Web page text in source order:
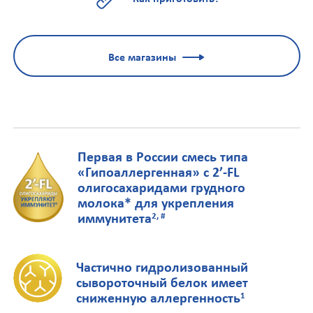
Все магазины
Первая в России смесь типа
«Гипоаллергенная» с 2’-FL
олигосахаридами грудного
молока* для укрепления
иммунитета2, #
Частично гидролизованный
сывороточный белок имеет
сниженную аллергенность1